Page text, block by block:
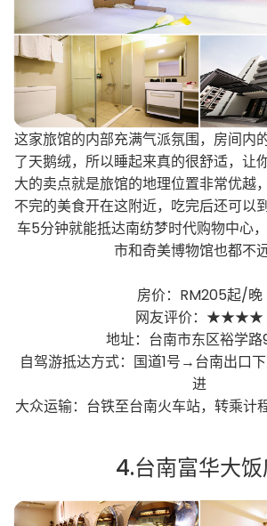
这家旅馆的内部充满气派氛围，房间内
了天鹅绒，所以睡起来真的很舒适，让
大的卖点就是旅馆的地理位置非常优越
不完的美食开在这附近，吃完后还可以
车5分钟就能抵达南纺梦时代购物中心
市和奇美博物馆也都不远
房价：RM205起/晚
网友评价：★★★★
地址：台南市东区裕学路
自驾游抵达方式：国道1号→台南出口
进
大众运输：台铁至台南火车站，转乘计
4.台南富华大